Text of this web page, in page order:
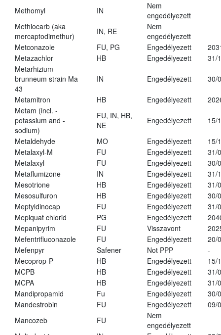
Methomyl
IN
Nem
engedélyezett
Methiocarb (aka
mercaptodimethur)
IN, RE
Nem
engedélyezett
Metconazole
FU, PG Engedélyezett
Metazachlor
HB Engedélyezett
31/
Metarhizium
brunneum strain Ma
43
IN Engedélyezett 30/
Metamitron HB Engedélyezett
Metam (incl. -
potassium and -
sodium)
FU, IN, HB,
NE
Engedélyezett 15/
Metaldehyde MO Engedélyezett
15/
Metalaxyl-M
FU Engedélyezett
31/
Metalaxyl
FU Engedélyezett
30/
Metaflumizone
IN Engedélyezett
31/
Mesotrione
HB Engedélyezett
31/
Mesosulfuron
HB Engedélyezett
30/
Meptyldinocap
FU Engedélyezett
31/
Mepiquat chlorid
PG Engedélyezett
Mepanipyrim
FU Visszavont
Mefentrifluconazole
FU Engedélyezett
20/
Mefenpyr
Safener Not PPP
-
Mecoprop-P
HB Engedélyezett
15/
MCPB
HB Engedélyezett
31/
MCPA
HB Engedélyezett
31/
Mandipropamid
Fu Engedélyezett
30/
Mandestrobin
FU Engedélyezett
09/
Mancozeb
FU
Nem
engedélyezett